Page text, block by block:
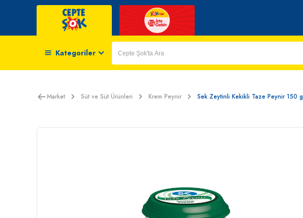
Kategoriler
Market Süt ve Süt Ürünleri Krem Peynir Sek Zeytinli Kekikli Taze Peynir 150 g